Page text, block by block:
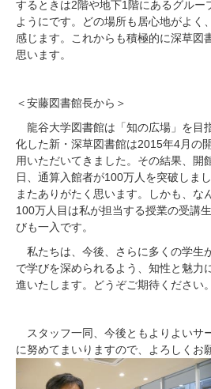
するときは2 階や地下1 階にあるグルー
ようにです。どの場所も居心地がよく
感じます。これからも積極的に深草図
思います。
＜安藤図書館長から＞
龍谷大学図書館は「知の広場」を目
化した新・深草図書館は2015年4 月の
用いただいてきました。その結果、開
日、通算入館者が100万人を突破しま
またありがたく思います。しかも、な
100万人目は私が担当する授業の受講
びも一入です。
私たちは、今後、さらに多くの学生
で学びを深められるよう、知性と魅力
進いたします。どうぞご期待ください。
スタッフ一同、今後ともよりよいサ
に努めてまいりますので、よろしくお